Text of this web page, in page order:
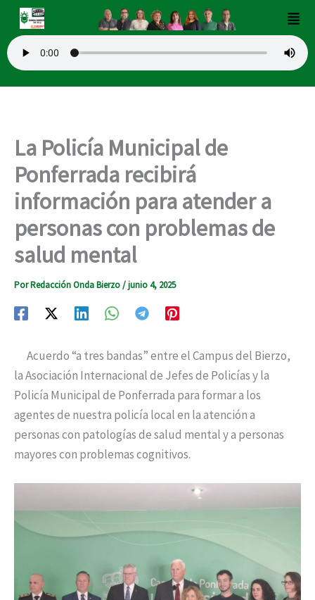
contenido
La Policía Municipal de
Ponferrada recibirá
información para atender a
personas con problemas de
salud mental
PorRedacción Onda Bierzo/junio 4, 2025
Acuerdo “a tres bandas” entre el Campus del Bierzo,
la Asociación Internacional de Jefes de Policías y la
Policía Municipal de Ponferrada para formar a los
agentes de nuestra policía local en la atención a
personas con patologías de salud mental y a personas
mayores con problemas cognitivos.